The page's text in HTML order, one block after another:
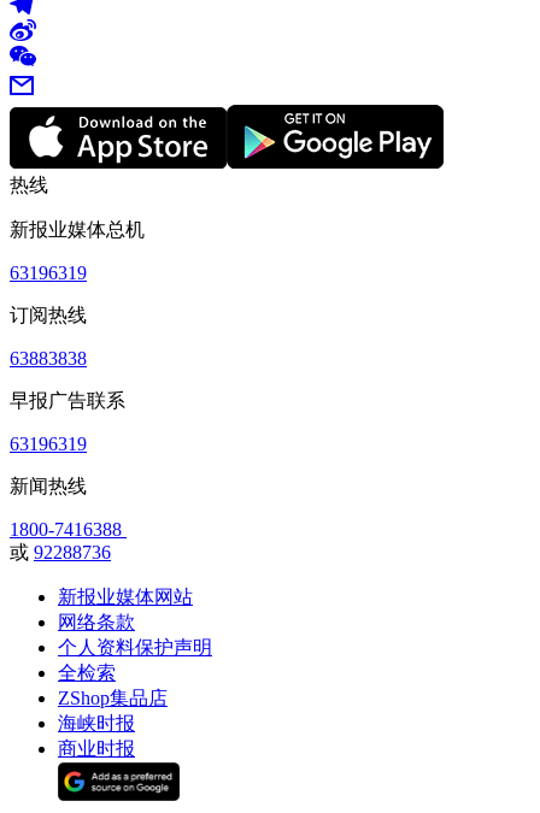
热线
新报业媒体总机
63196319
订阅热线
63883838
早报广告联系
63196319
新闻热线
1800-7416388
或 92288736
新报业媒体网站
网络条款
个人资料保护声明
全检索
ZShop集品店
海峡时报
商业时报